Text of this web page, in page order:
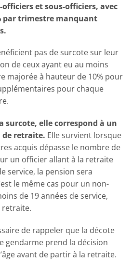
et sous-officiers, avec
par trimestre manquant
pas de surcote sur leur
de ceux ayant eu au moins
majorée à hauteur de 10% pour
pour chaque
surcote, elle correspond à un
retraite. Elle survient lorsque
acquis dépasse le nombre de
un officier allant à la retraite
service, la pension sera
le même cas pour un non-
de 19 années de service,
retraite.
de rappeler que la décote
gendarme prend la décision
avant de partir à la retraite.